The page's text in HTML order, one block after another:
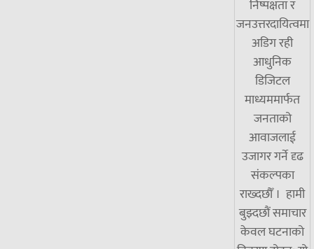
निष्पक्षता र
जनउत्तरदायित्वमा
अडिग रही
आधुनिक
डिजिटल
माध्यममार्फत
जनताको
आवाजलाई
उजागर गर्ने दृढ
संकल्पका
राख्दछौँ । हामी
बुझ्दछौं समाचार
केवल घटनाको